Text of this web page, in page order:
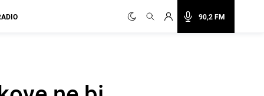
90,2 FM